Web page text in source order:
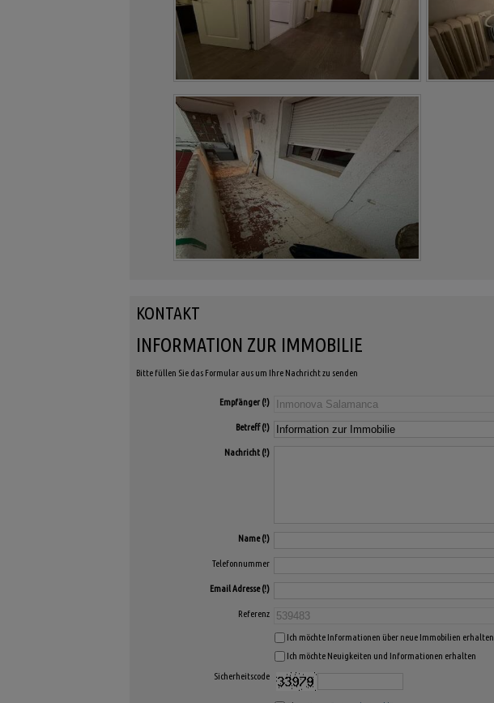
KONTAKT
INFORMATION ZUR IMMOBILIE
Bitte füllen Sie das Formular aus um Ihre Nachricht zu senden
Empfänger
Betreff
Nachricht
Name
Telefonnummer
Email Adresse
Referenz
Ich möchte Informationen über neue Immobilien erhalten
Ich möchte Neuigkeiten und Informationen erhalten
Sicherheitscode